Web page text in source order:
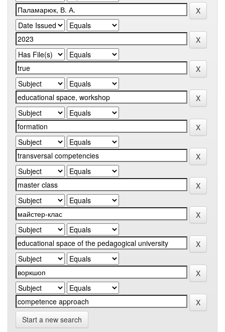
Start a new search